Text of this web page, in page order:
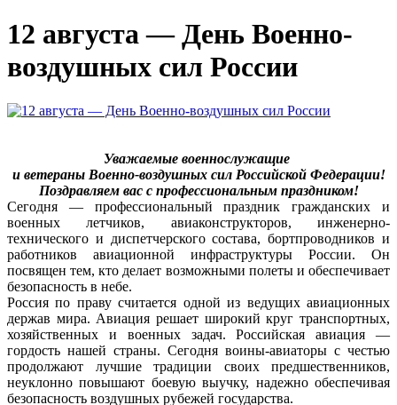
12 августа — День Военно-
воздушных сил России
Уважаемые военнослужащие
и ветераны Военно-воздушных сил Российской Федерации!
Поздравляем вас с профессиональным праздником!
Сегодня — профессиональный праздник гражданских и
военных летчиков, авиаконструкторов, инженерно-
технического и диспетчерского состава, бортпроводников и
работников авиационной инфраструктуры России. Он
посвящен тем, кто делает возможными полеты и обеспечивает
безопасность в небе.
Россия по праву считается одной из ведущих авиационных
держав мира. Авиация решает широкий круг транспортных,
хозяйственных и военных задач. Российская авиация —
гордость нашей страны. Сегодня воины-авиаторы с честью
продолжают лучшие традиции своих предшественников,
неуклонно повышают боевую выучку, надежно обеспечивая
безопасность воздушных рубежей государства.